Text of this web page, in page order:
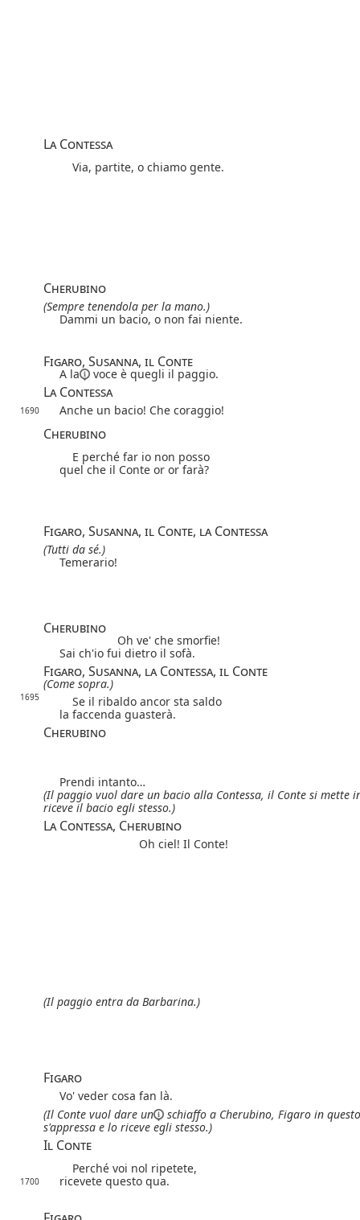
La Contessa
Via, partite, o chiamo gente.
Cherubino
(Sempre tenendola per la mano.)
Dammi un bacio, o non fai niente.
Figaro, Susanna, il Conte
A la voce è quegli il paggio.
La Contessa
1690 Anche un bacio! Che coraggio!
Cherubino
E perché far io non posso
quel che il Conte or or farà?
Figaro, Susanna, il Conte, la Contessa
(Tutti da sé.)
Temerario!
Cherubino
Oh ve' che smorfie!
Sai ch'io fui dietro il sofà.
Figaro, Susanna, la Contessa, il Conte
(Come sopra.)
1695
Se il ribaldo ancor sta saldo
la faccenda guasterà.
Cherubino
Prendi intanto…
(Il paggio vuol dare un bacio alla Contessa, il Conte si mette
riceve il bacio egli stesso.)
La Contessa, Cherubino
Oh ciel! Il Conte!
(Il paggio entra da Barbarina.)
Figaro
Vo' veder cosa fan là.
(Il Conte vuol dare un schiaffo a Cherubino, Figaro in questo
s'appressa e lo riceve egli stesso.)
Il Conte
Perché voi nol ripetete,
1700 ricevete questo qua.